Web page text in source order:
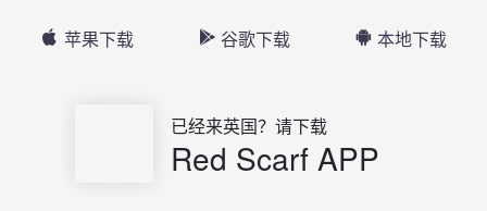
苹果下载 谷歌下载 本地下载
已经来英国？请下载
Red Scarf APP